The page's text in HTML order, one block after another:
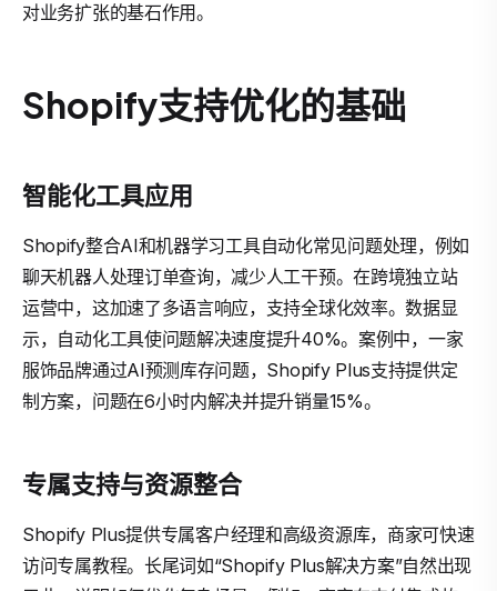
对业务扩张的基石作用。
Shopify支持优化的基础
智能化工具应用
Shopify整合AI和机器学习工具自动化常见问题处理，例如
聊天机器人处理订单查询，减少人工干预。在跨境独立站
运营中，这加速了多语言响应，支持全球化效率。数据显
示，自动化工具使问题解决速度提升40%。案例中，一家
服饰品牌通过AI预测库存问题，Shopify Plus支持提供定
制方案，问题在6小时内解决并提升销量15%。
专属支持与资源整合
Shopify Plus提供专属客户经理和高级资源库，商家可快速
访问专属教程。长尾词如“Shopify Plus解决方案”自然出现